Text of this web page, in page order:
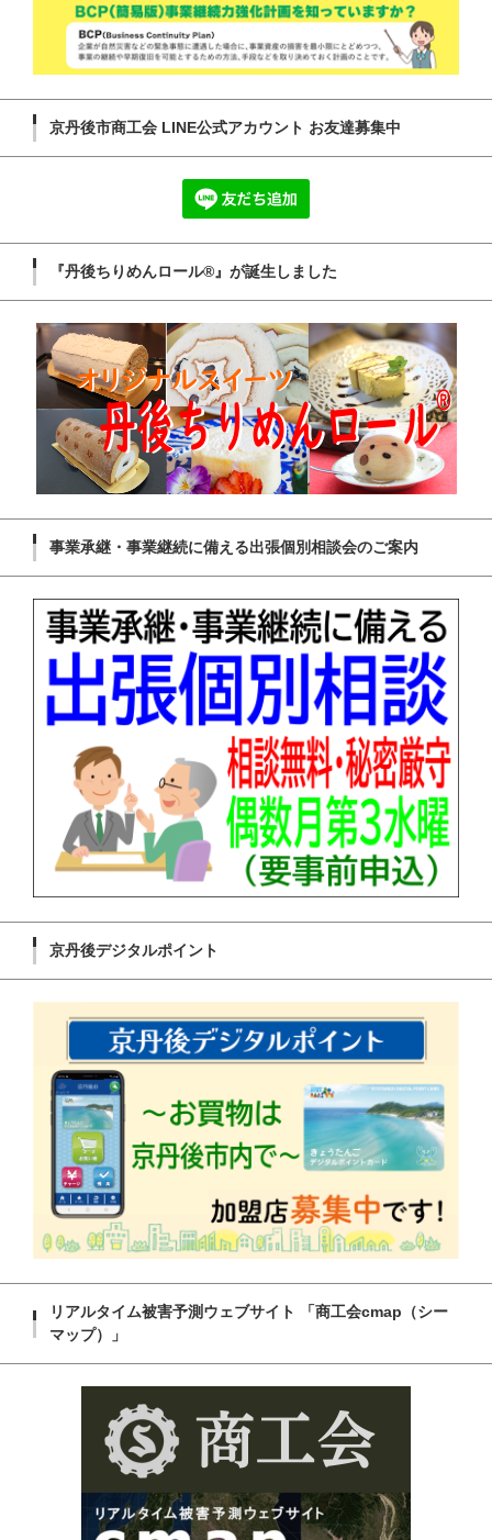
京丹後市商工会 LINE公式アカウント お友達募集中
『丹後ちりめんロール®』が誕生しました
事業承継・事業継続に備える出張個別相談会のご案内
京丹後デジタルポイント
リアルタイム被害予測ウェブサイト 「商工会cmap（シー
マップ）」